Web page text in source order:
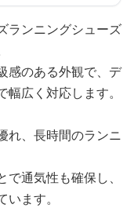
ランニングシューズ
感のある外観で、デ
広く対応します。
れ、長時間のランニ
通気性も確保し、
ます。